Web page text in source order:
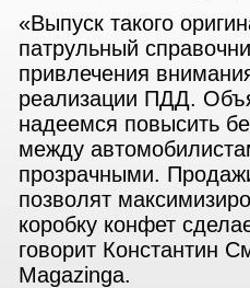
«Выпуск такого
патрульный
привлечения
реализации ПДД.
надеемся повысить
между
прозрачными.
позволят
коробку конфет
говорит Константин
Magazinga.